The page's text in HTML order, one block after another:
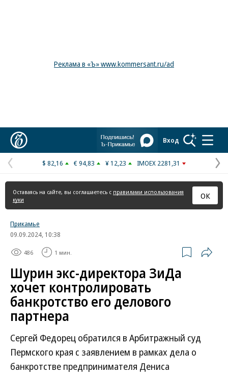
Реклама в «Ъ» www.kommersant.ru/ad
Вход
Предыдущая
страница
$ 82,16 € 94,83 ¥ 12,23 IMOEX 2281,31
Оставаясь на сайте, вы соглашаетесь с правилами использования
куки
ОК
Прикамье
09.09.2024, 10:38
486 1 мин.
Шурин экс-директора ЗиДа
хочет контролировать
банкротство его делового
партнера
Сергей Федорец обратился в Арбитражный суд
Пермского края с заявлением в рамках дела о
банкротстве предпринимателя Дениса